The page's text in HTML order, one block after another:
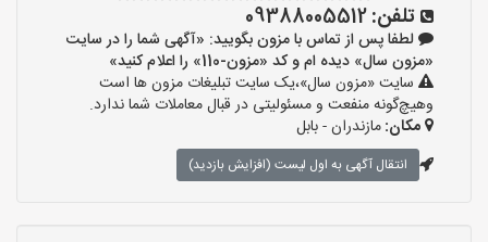
تلفن:09388005512
لطفا پس از تماس با مزون بگویید: «آگهی شما را در سایت
«مزون سال» دیده ام و کد «مزون-110» را اعلام کنید»
سایت «مزون سال»،یک سایت تبلیغات مزون ها است
وهیچ‌گونه منفعت و مسئولیتی در قبال معاملات شما ندارد.
مکان:مازندران - بابل
انتقال آگهی به اول لیست (افزایش بازدید)